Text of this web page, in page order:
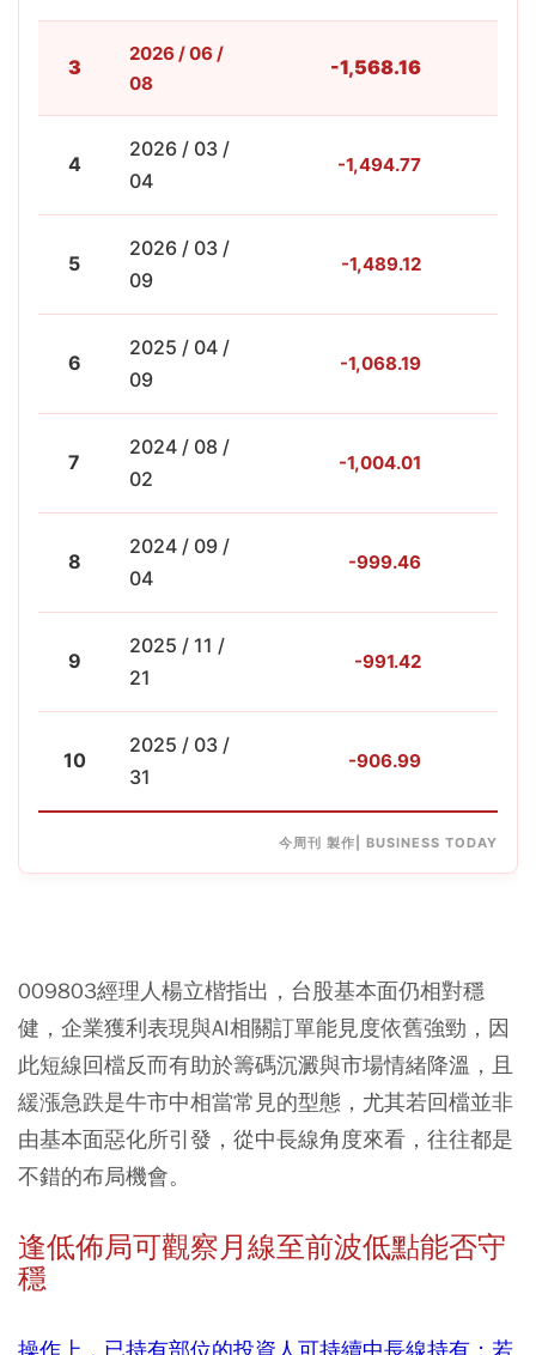
3
2026 / 06 /
08
-1,568.16
4
2026 / 03 /
04
-1,494.77
5
2026 / 03 /
09
-1,489.12
6
2025 / 04 /
09
-1,068.19
7
2024 / 08 /
02
-1,004.01
8
2024 / 09 /
04
-999.46
9
2025 / 11 /
21
-991.42
10
2025 / 03 /
31
-906.99
今周刊 製作| BUSINESS TODAY
009803經理人楊立楷指出，台股基本面仍相對穩
健，企業獲利表現與AI相關訂單能見度依舊強勁，因
此短線回檔反而有助於籌碼沉澱與市場情緒降溫，且
緩漲急跌是牛市中相當常見的型態，尤其若回檔並非
由基本面惡化所引發，從中長線角度來看，往往都是
不錯的布局機會。
逢低佈局可觀察月線至前波低點能否守
穩